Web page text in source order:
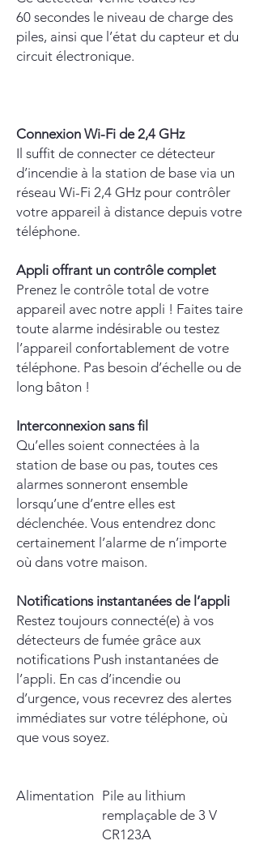
60 secondes le niveau de charge des
piles, ainsi que l’état du capteur et du
circuit électronique.
Connexion Wi-Fi de 2,4 GHz
Il suffit de connecter ce détecteur
d’incendie à la station de base via un
réseau Wi-Fi 2,4 GHz pour contrôler
votre appareil à distance depuis votre
téléphone.
Appli offrant un contrôle complet
Prenez le contrôle total de votre
appareil avec notre appli ! Faites taire
toute alarme indésirable ou testez
l’appareil confortablement de votre
téléphone. Pas besoin d’échelle ou de
long bâton !
Interconnexion sans fil
Qu’elles soient connectées à la
station de base ou pas, toutes ces
alarmes sonneront ensemble
lorsqu’une d’entre elles est
déclenchée. Vous entendrez donc
certainement l’alarme de n’importe
où dans votre maison.
Notifications instantanées de l’appli
Restez toujours connecté(e) à vos
détecteurs de fumée grâce aux
notifications Push instantanées de
l’appli. En cas d’incendie ou
d’urgence, vous recevrez des alertes
immédiates sur votre téléphone, où
que vous soyez.
Alimentation Pile au lithium
remplaçable de 3 V
CR123A